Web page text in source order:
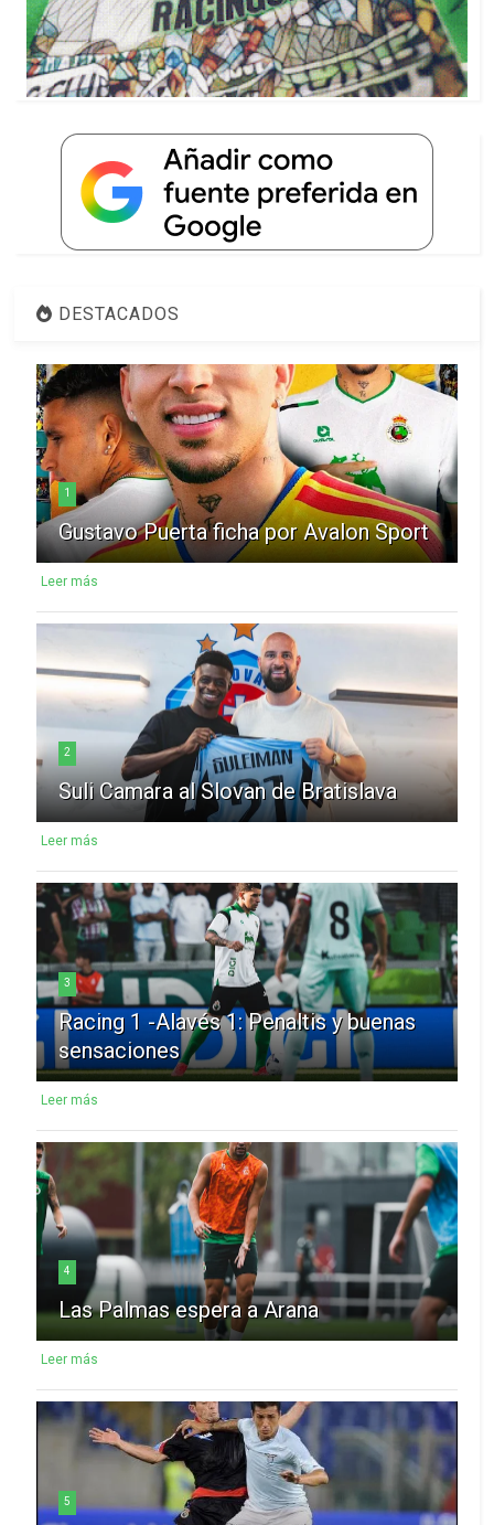
DESTACADOS
1
Gustavo Puerta ficha por Avalon Sport
Leer más
2
Suli Camara al Slovan de Bratislava
Leer más
3
Racing 1 -Alavés 1: Penaltis y buenas
sensaciones
Leer más
4
Las Palmas espera a Arana
Leer más
5